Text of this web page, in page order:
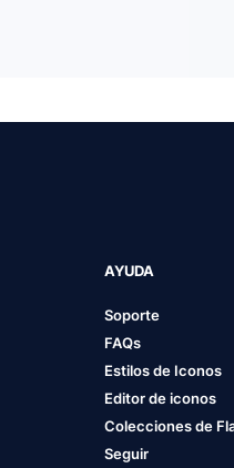
AYUDA
Soporte
FAQs
Estilos de Iconos
Editor de iconos
Colecciones de
Seguir